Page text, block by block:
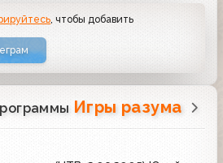
, чтобы добавить
Игры разума